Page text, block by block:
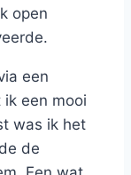
open
een
een mooi
was ik het
de